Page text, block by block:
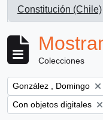
Constitución (Chile)
, 1 resultados
Colecciones
Remove filter:
González , Domingo
Remove filter:
Con objetos digitales